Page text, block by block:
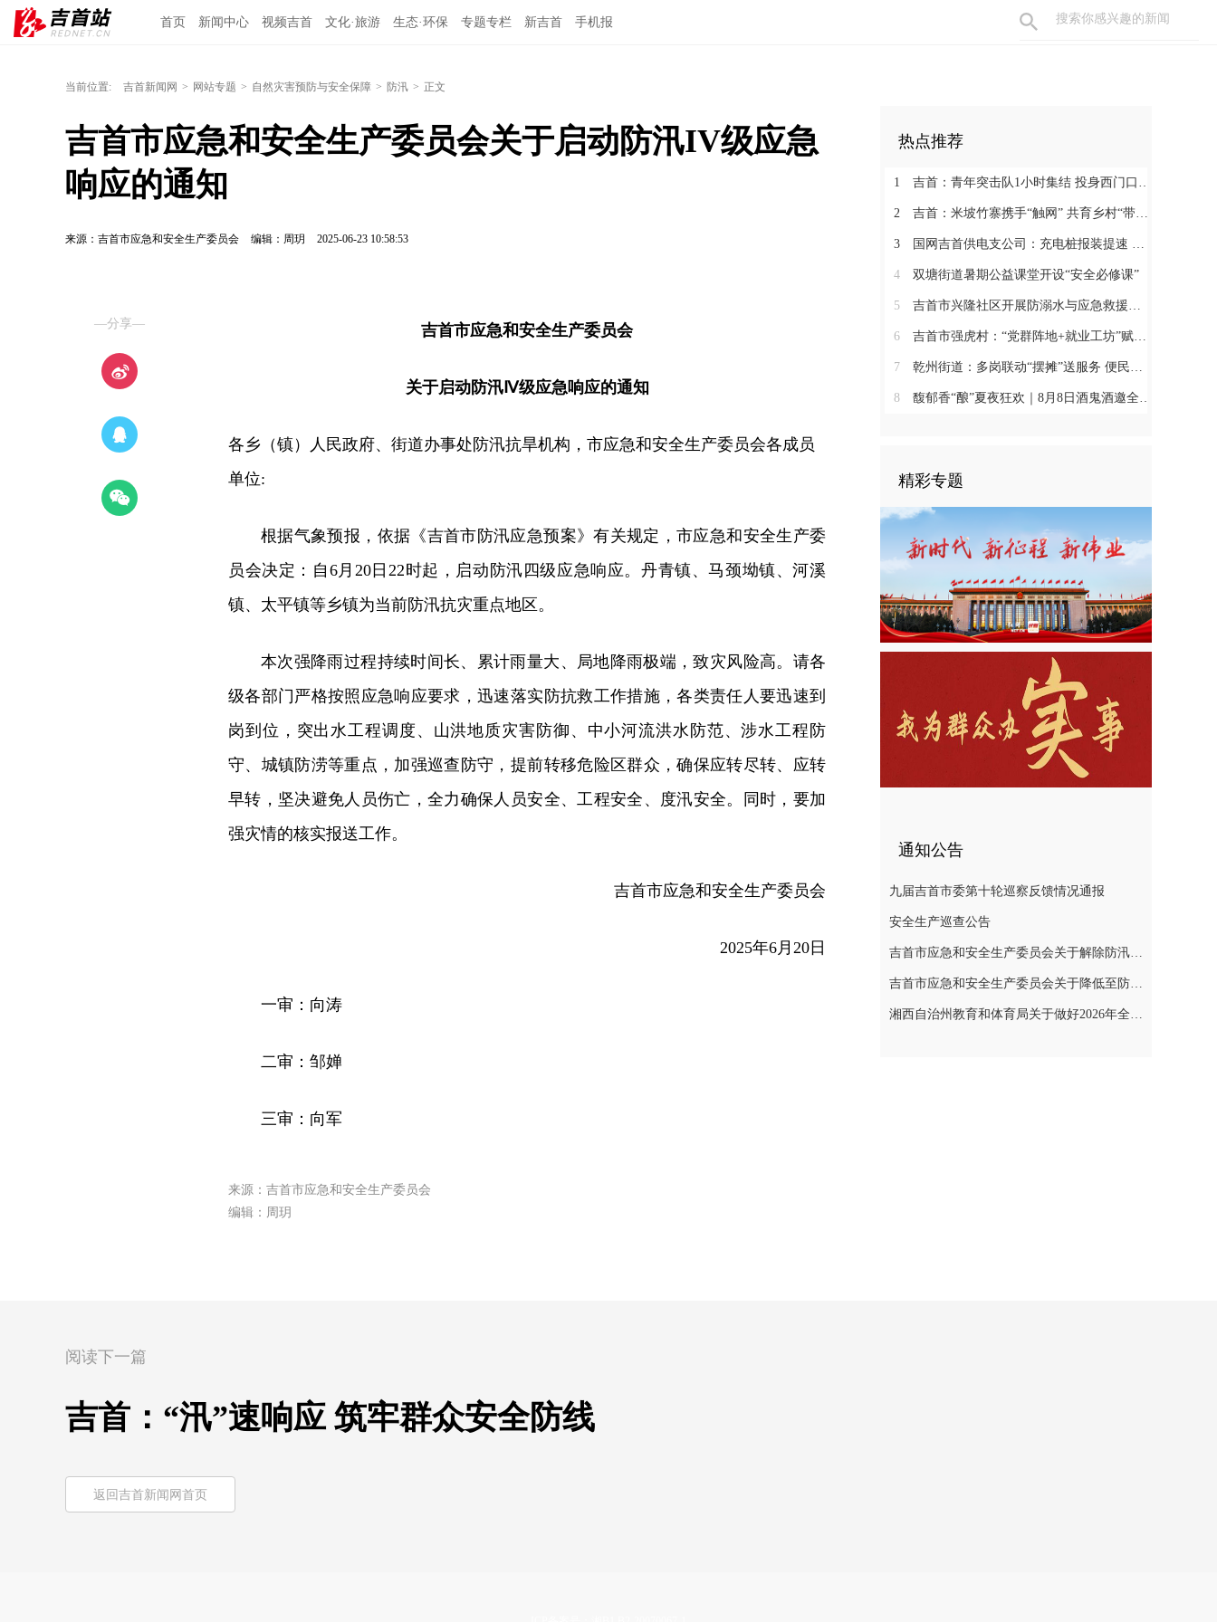
首页 新闻中心 视频吉首 文化·旅游 生态·环保 专题专栏 新吉首 手机报
当前位置: 吉首新闻网 > 网站专题 > 自然灾害预防与安全保障 > 防汛 > 正文
吉首市应急和安全生产委员会关于启动防汛IV级应急
响应的通知
来源：吉首市应急和安全生产委员会 编辑：周玥 2025-06-23 10:58:53
—分享— 吉首市应急和安全生产委员会
关于启动防汛Ⅳ级应急响应的通知
各乡（镇）人民政府、街道办事处防汛抗旱机构，市应急和安全生产委员会各成员
单位:
根据气象预报，依据《吉首市防汛应急预案》有关规定，市应急和安全生产委
员会决定：自6月20日22时起，启动防汛四级应急响应。丹青镇、马颈坳镇、河溪
镇、太平镇等乡镇为当前防汛抗灾重点地区。
本次强降雨过程持续时间长、累计雨量大、局地降雨极端，致灾风险高。请各
级各部门严格按照应急响应要求，迅速落实防抗救工作措施，各类责任人要迅速到
岗到位，突出水工程调度、山洪地质灾害防御、中小河流洪水防范、涉水工程防
守、城镇防涝等重点，加强巡查防守，提前转移危险区群众，确保应转尽转、应转
早转，坚决避免人员伤亡，全力确保人员安全、工程安全、度汛安全。同时，要加
强灾情的核实报送工作。
吉首市应急和安全生产委员会
2025年6月20日
一审：向涛
二审：邹婵
三审：向军
来源：吉首市应急和安全生产委员会
编辑：周玥
热点推荐
1 吉首：青年突击队1小时集结 投身西门口村清淤一线
2 吉首：米坡竹寨携手“触网” 共育乡村“带货主播”
3 国网吉首供电支公司：充电桩报装提速 护航绿色安全出行
4 双塘街道暑期公益课堂开设“安全必修课”
5 吉首市兴隆社区开展防溺水与应急救援知识培训
6 吉首市强虎村：“党群阵地+就业工坊”赋能乡村振兴
7 乾州街道：多岗联动“摆摊”送服务 便民宣传暖人心
8 馥郁香“酿”夏夜狂欢｜8月8日酒鬼酒邀全城“燃”爆湘西主场夜
精彩专题
通知公告
九届吉首市委第十轮巡察反馈情况通报
安全生产巡查公告
吉首市应急和安全生产委员会关于解除防汛Ⅳ级应急响应和自然灾害救助Ⅳ级应急响应的通知
吉首市应急和安全生产委员会关于降低至防汛IV级应急响应的紧急通知
湘西自治州教育和体育局关于做好2026年全州中小学校放暑假有关工作的通知
阅读下一篇
吉首：“汛”速响应 筑牢群众安全防线
返回吉首新闻网首页